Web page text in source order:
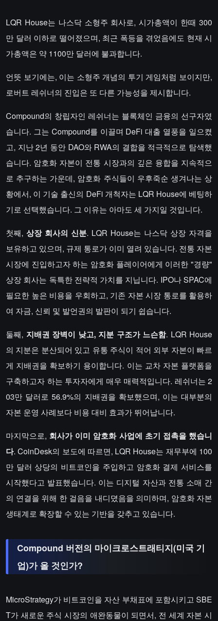
LQR House는 나스닥 소형주 회사로, 시가총액이 한때 300
만 달러 이하로 떨어졌으며, 최근 폭등을 겪었음에도 현재 시
가총액은 약 1100만 달러에 불과합니다.
언뜻 보기에는, 이는 소형주 개념의 투기 게임처럼 보이지만,
로버트 레쉬너의 진입은 또 다른 가능성을 제시합니다.
Compound의 창립자인 레쉬너는 블록체인 금융의 선구자였
습니다. 그는 Compound를 이끌며 DeFi 대출 열풍을 일으켰
고, 지난 2년 동안 DAO와 RWA의 결합을 적극적으로 탐색했
습니다. 암호화 자본이 전통 시장과의 깊은 융합을 지속적으
로 추구하는 가운데, 암호화 주식들이 우후죽순 생겨나는 상
황에서, 이 기술 출신의 DeFi 개척자는 LQR House에 베팅하
기로 선택했습니다. 그 이유는 아마도 세 가지일 것입니다.
첫째, 상장 회사의 신분. LQR House는 나스닥 상장 자격을
보유하고 있으며, 규제 통로가 이미 열려 있습니다. 전통 자본
시장에 진입하고자 하는 암호화 플레이어에게 이러한 "경량"
상장 회사는 독특한 전략적 가치를 지닙니다. IPO나 SPAC에
필요한 높은 비용을 우회하고, 기존 자본 시장 통로를 활용하
여 자금, 신뢰 및 발언권의 발판이 되기 쉽습니다.
둘째, 지배권 장벽이 낮고, 지분 구조가 느슨함. LQR House
의 지분은 분산되어 있고 유통 주식이 적어 외부 자본이 빠르
게 지배권을 확보하기 용이합니다. 이는 교차 자본 플랫폼을
구축하고자 하는 투자자에게 매우 매력적입니다. 레쉬너는 2
03만 달러로 56.9%의 지배권을 확보했으며, 이는 대부분의
자본 운영 사례보다 비용 대비 효과가 뛰어납니다.
마지막으로, 회사가 이미 암호화 사업에 초기 접촉을 했습니
다. CoinDesk의 보도에 따르면, LQR House는 재무부에 100
만 달러 상당의 비트코인을 주입하고 암호화 결제 서비스를
시작했다고 발표했습니다. 이는 디지털 자산과 전통 소매 간
의 연결을 위해 한 걸음을 내디뎠음을 의미하며, 암호화 자본
생태계로 확장할 수 있는 기반을 갖추고 있습니다.
Compound 버전의 마이크로스트래티지(미국 기
업)가 올 것인가?
MicroStrategy가 비트코인을 자산 부채표에 포함시키고 SBE
T가 새로운 주식 시장의 애완동물이 되면서, 전 세계 자본 시